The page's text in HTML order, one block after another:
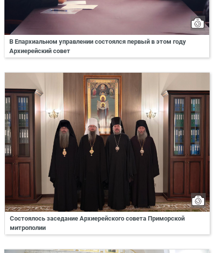
В Епархиальном управлении состоялся первый в этом году
Архиерейский совет
Состоялось заседание Архиерейского совета Приморской
митрополии